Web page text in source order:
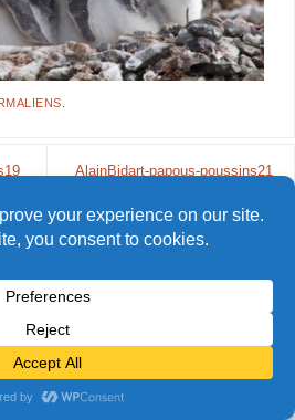
AlainBidart-papous-poussins21